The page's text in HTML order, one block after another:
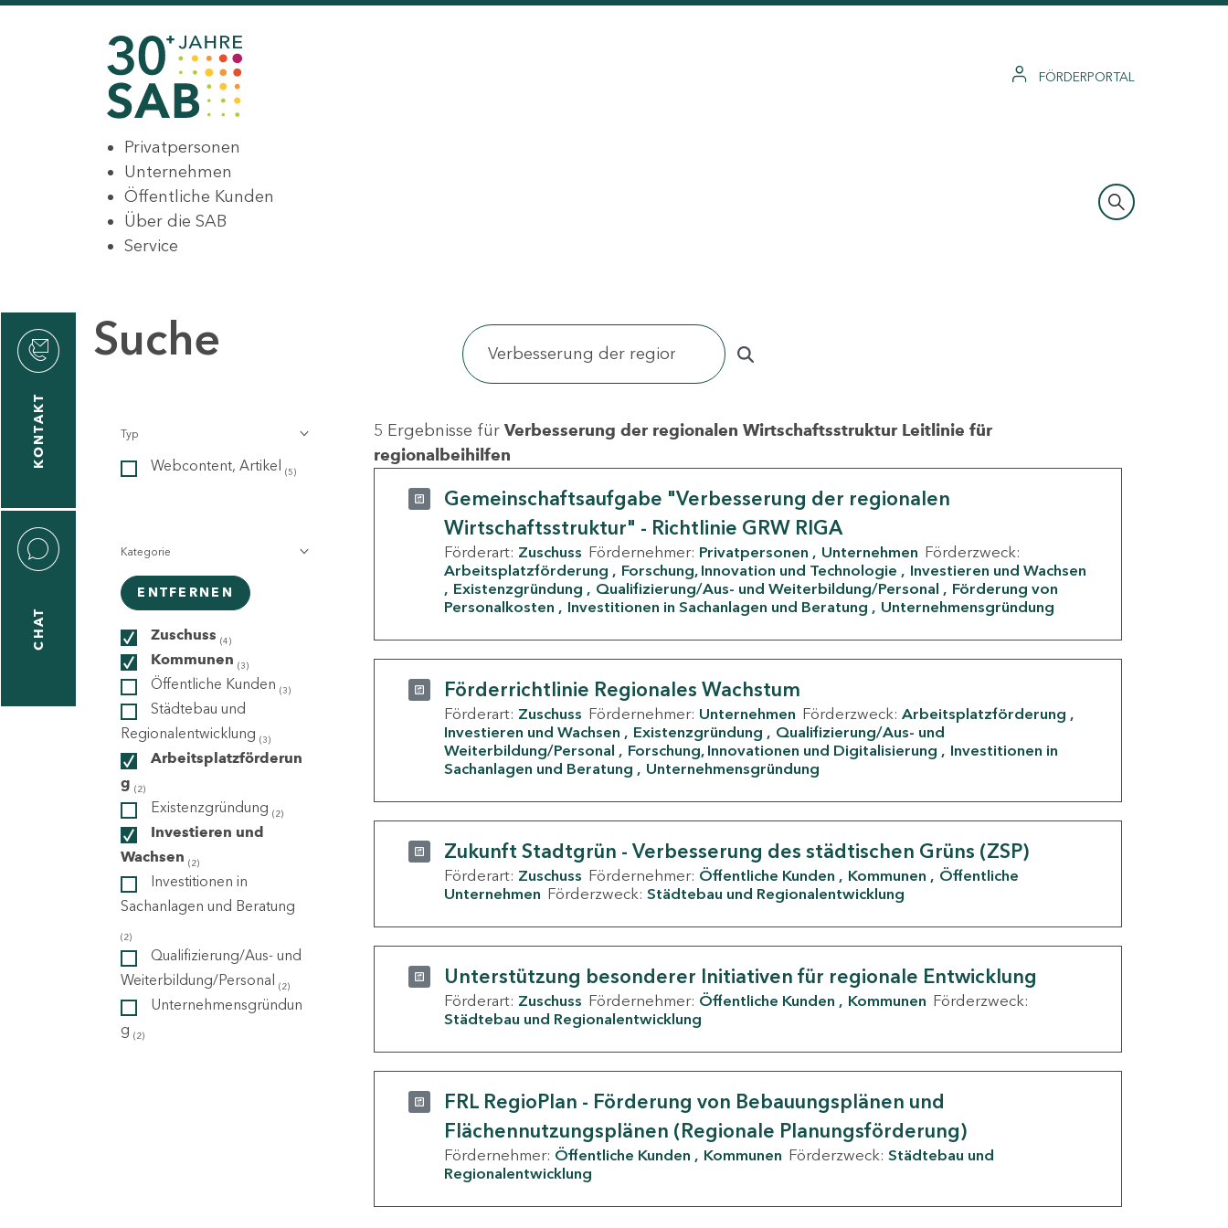
FÖRDERPORTAL
Privatpersonen
Unternehmen
Öffentliche Kunden
Über die SAB
Service
KONTAKT
CHAT
Suche
Typ
Webcontent, Artikel (5)
Kategorie
ENTFERNEN
Zuschuss (4)
Kommunen (3)
Öffentliche Kunden (3)
Städtebau und
Regionalentwicklung (3)
Arbeitsplatzförderun
g (2)
Existenzgründung (2)
Investieren und
Wachsen (2)
Investitionen in
Sachanlagen und Beratung
(2)
Qualifizierung/Aus- und
Weiterbildung/Personal (2)
Unternehmensgründun
g (2)
5 Ergebnisse für Verbesserung der regionalen Wirtschaftsstruktur Leitlinie für
regionalbeihilfen
Gemeinschaftsaufgabe "Verbesserung der regionalen
Wirtschaftsstruktur" - Richtlinie GRW RIGA
Förderart: Zuschuss Fördernehmer: Privatpersonen Unternehmen Förderzweck:
Arbeitsplatzförderung
Forschung, Innovation und Technologie
Investieren und Wachsen
Existenzgründung
Qualifizierung/Aus- und Weiterbildung/Personal
Förderung von
Personalkosten
Investitionen in Sachanlagen und Beratung Unternehmensgründung
Förderrichtlinie Regionales Wachstum
Förderart: Zuschuss Fördernehmer: Unternehmen Förderzweck: Arbeitsplatzförderung
Investieren und Wachsen
Existenzgründung
Qualifizierung/Aus- und
Weiterbildung/Personal
Forschung, Innovationen und Digitalisierung
Investitionen in
Sachanlagen und Beratung
Unternehmensgründung
Zukunft Stadtgrün - Verbesserung des städtischen Grüns (ZSP)
Förderart: Zuschuss Fördernehmer: Öffentliche Kunden Kommunen
Öffentliche
Unternehmen Förderzweck: Städtebau und Regionalentwicklung
Unterstützung besonderer Initiativen für regionale Entwicklung
Förderart: Zuschuss Fördernehmer: Öffentliche Kunden Kommunen Förderzweck:
Städtebau und Regionalentwicklung
FRL RegioPlan - Förderung von Bebauungsplänen und
Flächennutzungsplänen (Regionale Planungsförderung)
Fördernehmer: Öffentliche Kunden Kommunen Förderzweck: Städtebau und
Regionalentwicklung